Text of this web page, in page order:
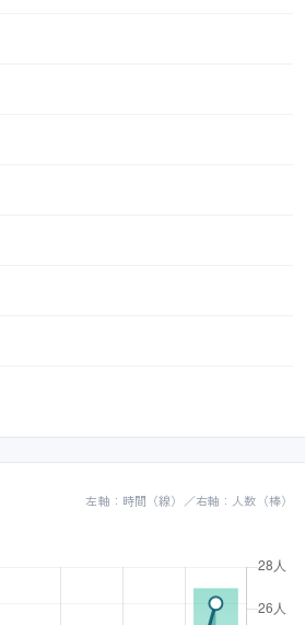
左軸：時間（線）／右軸：人数（棒）